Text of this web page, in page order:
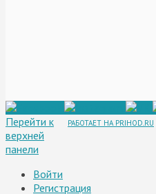
РАБОТАЕТ НА PRIHOD.RU
Перейти к
верхней
панели
Войти
Регистрация